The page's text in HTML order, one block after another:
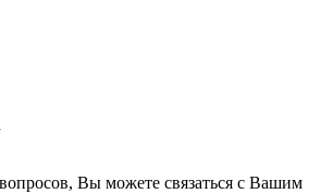
Вы можете связаться с Вашим